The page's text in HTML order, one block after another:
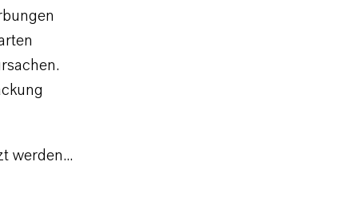
.
werden...